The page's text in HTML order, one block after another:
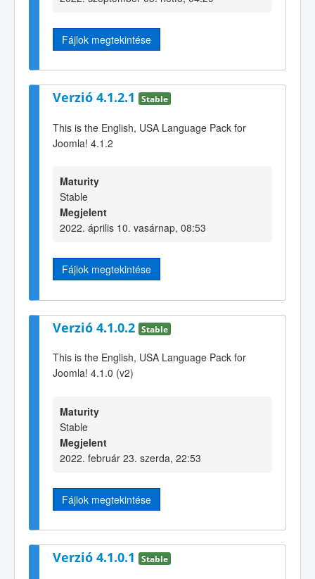
Fájlok megtekintése
Verzió 4.1.2.1 Stable
This is the English, USA Language Pack for
Joomla! 4.1.2
Maturity
Stable
Megjelent
2022. április 10. vasárnap, 08:53
Fájlok megtekintése
Verzió 4.1.0.2 Stable
This is the English, USA Language Pack for
Joomla! 4.1.0 (v2)
Maturity
Stable
Megjelent
2022. február 23. szerda, 22:53
Fájlok megtekintése
Verzió 4.1.0.1 Stable